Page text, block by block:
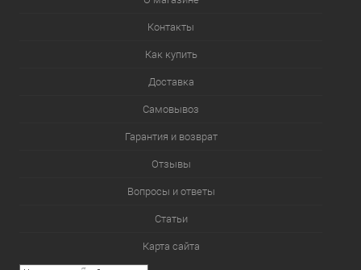
Контакты
Как купить
Доставка
Самовывоз
Гарантия и возврат
Отзывы
Вопросы и ответы
Статьи
Карта сайта